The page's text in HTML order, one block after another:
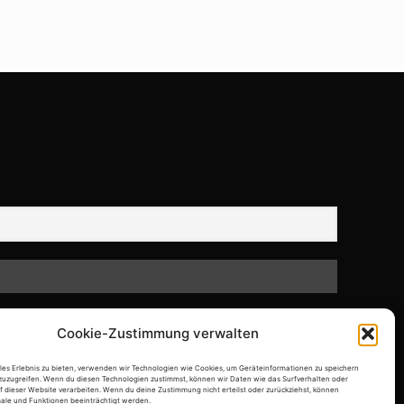
Cookie-Zustimmung verwalten
Erlebnis zu bieten, verwenden wir Technologien wie Cookies, um Geräteinformationen zu speichern
Wenn du diesen Technologien zustimmst, können wir Daten wie das Surfverhalten oder
dieser Website verarbeiten. Wenn du deine Zustimmung nicht erteilst oder zurückziehst, können
und Funktionen beeinträchtigt werden.